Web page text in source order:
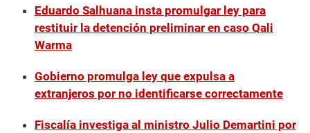
Eduardo Salhuana insta promulgar ley para
restituir la detención preliminar en caso Qali
Warma
Gobierno promulga ley que expulsa a
extranjeros por no identificarse correctamente
Fiscalía investiga al ministro Julio Demartini por